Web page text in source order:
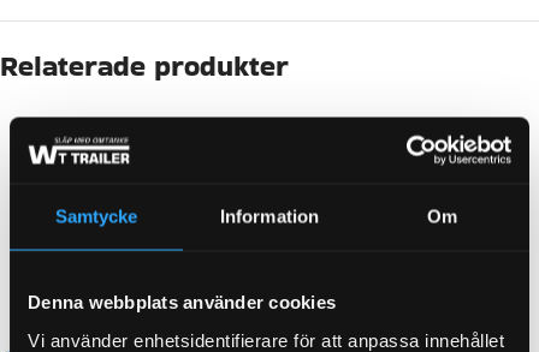
Samtycke Information Om
Denna webbplats använder cookies
Vi använder enhetsidentifierare för att anpassa innehållet
Beskrivning
BROMS-
48,20,581,007, 48.20.581.003, AE 1,0-1, AR1028,
AR1036, ZAF 1,0-1, ZAF 1,0-2